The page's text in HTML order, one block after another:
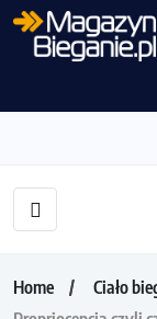
Home
Ciało